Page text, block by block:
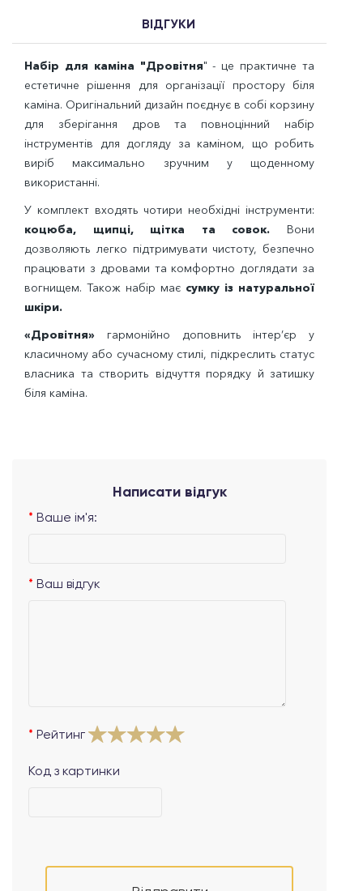
ВІДГУКИ
Набір для каміна "Дровітня" - це практичне та
естетичне рішення для організації простору біля
каміна. Оригінальний дизайн поєднує в собі корзину
для зберігання дров та повноцінний набір
інструментів для догляду за каміном, що робить
виріб максимально зручним у щоденному
використанні.
У комплект входять чотири необхідні інструменти:
коцюба, щипці, щітка та совок. Вони
дозволяють легко підтримувати чистоту, безпечно
працювати з дровами та комфортно доглядати за
вогнищем. Також набір має сумку із натуральної
шкіри.
«Дровітня» гармонійно доповнить інтер’єр у
класичному або сучасному стилі, підкреслить статус
власника та створить відчуття порядку й затишку
біля каміна.
Написати відгук
Ваше ім'я:
Ваш відгук
Рейтинг
Код з картинки